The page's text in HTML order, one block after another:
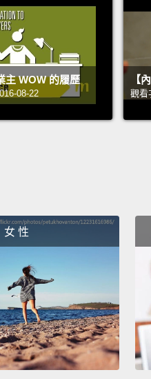
of me in case you get
you say goes as long
is on the pad.
And
There we go.
I'll be
work. Don't be worried.
gonna seem like a long
歡的玩具。還有一張我
盤。一切妳說了算，只要
墊子上。還有這個...最棒
在上班時就可以看妳在幹
起來會很久，不過那只
念。掰掰啦，克蘿伊。愛
Chloe? Chloe, where
主 WOW 的履歷
08-22
【
觀看
女 性